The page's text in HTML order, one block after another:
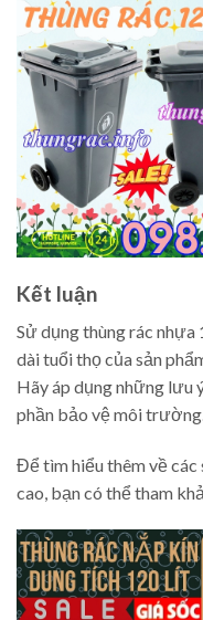
Kết luận
Sử dụng thùng rác nhựa
dài tuổi thọ của sản
Hãy áp dụng những lưu
phần bảo vệ môi
Để tìm hiểu thêm về
cao, bạn có thể tham